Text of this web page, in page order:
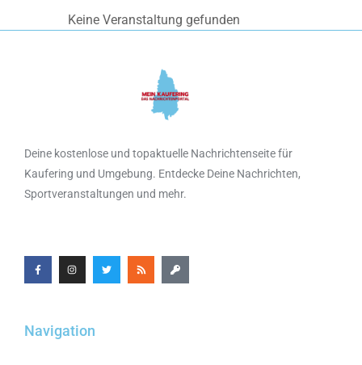
Keine Veranstaltung gefunden
Deine kostenlose und topaktuelle Nachrichtenseite für
Kaufering und Umgebung. Entdecke Deine Nachrichten,
Sportveranstaltungen und mehr.
Navigation